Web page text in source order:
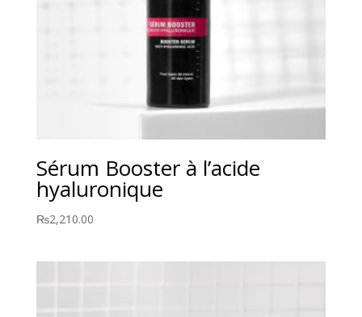
Sérum Booster à l’acide
hyaluronique
₨2,210.00